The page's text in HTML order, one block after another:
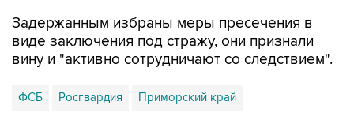
Задержанным избраны меры пресечения в
виде заключения под стражу, они признали
вину и "активно сотрудничают со следствием".
ФСБ Росгвардия Приморский край